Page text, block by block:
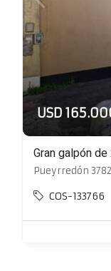
USD
Gran galpón
Pueyrredón
COS-133766